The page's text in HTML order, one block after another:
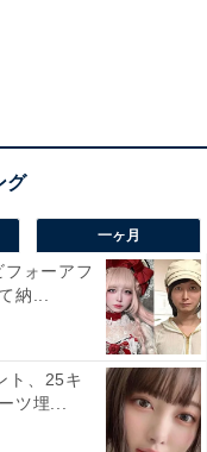
一ヶ月
ォーアフ
納...
ト、25キ
ツ埋...